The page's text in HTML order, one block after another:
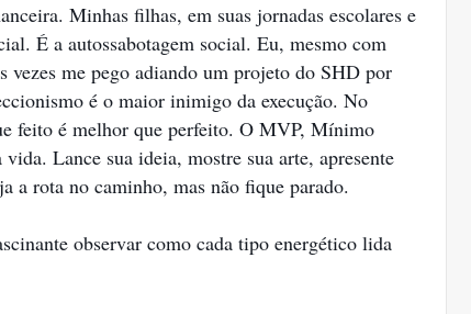
Minhas filhas, em suas jornadas escolares e
É a autossabotagem social. Eu, mesmo com
vezes me pego adiando um projeto do SHD por
é o maior inimigo da execução. No
feito é melhor que perfeito. O MVP, Mínimo
Lance sua ideia, mostre sua arte, apresente
a rota no caminho, mas não fique parado.
observar como cada tipo energético lida